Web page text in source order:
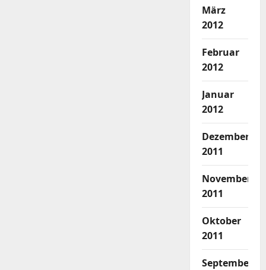
März
2012
Februar
2012
Januar
2012
Dezember
2011
November
2011
Oktober
2011
September